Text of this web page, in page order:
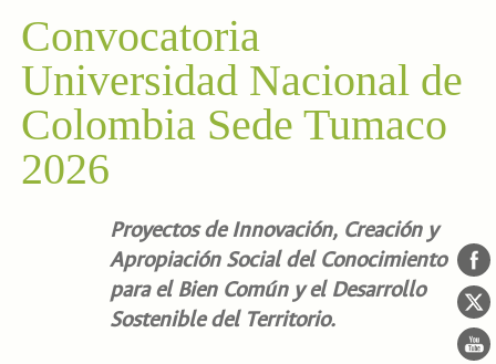
Convocatoria
Universidad Nacional de
Colombia Sede Tumaco
2026
Proyectos de Innovación, Creación y
Apropiación Social del Conocimiento
para el Bien Común y el Desarrollo
Sostenible del Territorio.